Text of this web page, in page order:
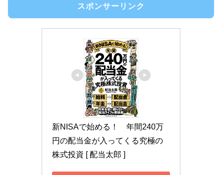
スポンサーリンク
新NISAで始める！　年間240万
円の配当金が入ってくる究極の
株式投資 [ 配当太郎 ]